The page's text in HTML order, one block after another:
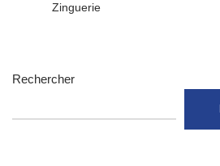
Zinguerie
Rechercher